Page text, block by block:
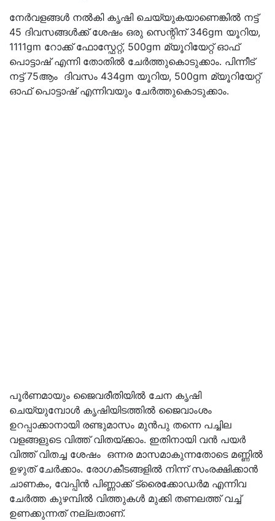
നേർവളങ്ങൾ നൽകി കൃഷി ചെയ്യുകയാണെങ്കിൽ നട്ട്
45 ദിവസങ്ങൾക്ക് ശേഷം ഒരു സെന്റിന് 346gm യൂറിയ,
1111gm റോക്ക് ഫോസ്ഫേറ്റ്, 500gm മ്യൂറിയേറ്റ് ഓഫ്
പൊട്ടാഷ് എന്നി തോതിൽ ചേർത്തുകൊടുക്കാം. പിന്നീട്
നട്ട് 75ആം ദിവസം 434gm യൂറിയ, 500gm മ്യൂറിയേറ്റ്
ഓഫ് പൊട്ടാഷ് എന്നിവയും ചേർത്തുകൊടുക്കാം.
പൂർണമായും ജൈവരീതിയിൽ ചേന കൃഷി
ചെയ്യുമ്പോൾ കൃഷിയിടത്തിൽ ജൈവാംശം
ഉറപ്പാക്കാനായി രണ്ടുമാസം മുൻപു തന്നെ പച്ചില
വളങ്ങളുടെ വിത്ത് വിതയ്ക്കാം. ഇതിനായി വൻ പയർ
വിത്ത് വിതച്ച ശേഷം ഒന്നര മാസമാകുന്നതോടെ മണ്ണിൽ
ഉഴുത് ചേർക്കാം. രോഗകീടങ്ങളിൽ നിന്ന് സംരക്ഷിക്കാൻ
ചാണകം, വേപ്പിൻ പിണ്ണാക്ക് ട്രൈക്കോഡർമ എന്നിവ
ചേർത്ത കുഴമ്പിൽ വിത്തുകൾ മുക്കി തണലത്ത് വച്ച്
ഉണക്കുന്നത് നല്ലതാണ്.